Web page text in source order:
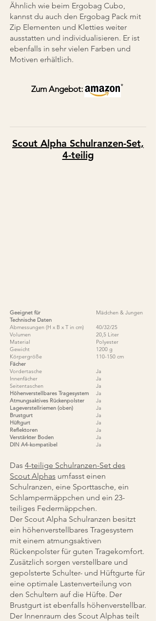
Ähnlich wie beim Ergobag Cubo,
kannst du auch den Ergobag Pack mit
Zip Elementen und Kletties weiter
ausstatten und individualisieren. Er ist
ebenfalls in sehr vielen Farben und
Motiven erhältlich.
*
Zum Angebot:
Scout Alpha Schulranzen-Set,
4-teilig
Geeignet für
Technische Daten
Abmessungen (H x B x T in cm)
Volumen
Material
Gewicht
Körpergröße
Fächer
Vordertasche
Innenfächer
Seitentaschen
Höhenverstellbares Tragesystem
Atmungsaktives Rückenpolster
Lageverstellriemen (oben)
Brustgurt
Hüftgurt
Reflektoren
Verstärkter Boden
DIN A4-kompatibel
Mädchen & Jungen
40/32/25
20,5 Liter
Polyester
1200 g
110-150 cm
Ja
Ja
Ja
Ja
Ja
Ja
Ja
Ja
Ja
Ja
Ja
Das 4-teilige Schulranzen-Set des
Scout Alphas umfasst einen
Schulranzen, eine Sporttasche, ein
Schlampermäppchen und ein 23-
teiliges Federmäppchen.
Der Scout Alpha Schulranzen besitzt
ein höhenverstellbares Tragesystem
mit einem atmungsaktiven
Rückenpolster für guten Tragekomfort.
Zusätzlich sorgen verstellbare und
gepolsterte Schulter- und Hüftgurte für
eine optimale Lastenverteilung von
den Schultern auf die Hüfte. Der
Brustgurt ist ebenfalls höhenverstellbar.
Der Innenraum des Scout Alphas teilt